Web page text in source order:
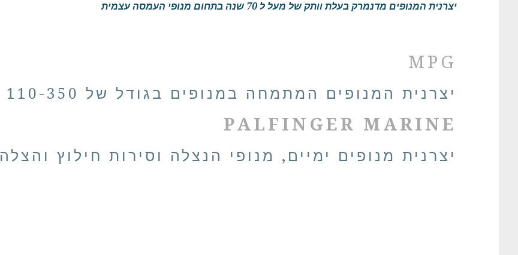
יצרנית המנופים מדנמרק בעלת וותק של מעל ל 70 שנה בתחום מנופי העמסה עצמית
MPG
יצרנית המנופים המתמחה במנופים בגודל של 110-350 טון
PALFINGER MARINE
יצרנית מנופים ימיים, מנופי הנצלה וסירות חילוץ והצלה